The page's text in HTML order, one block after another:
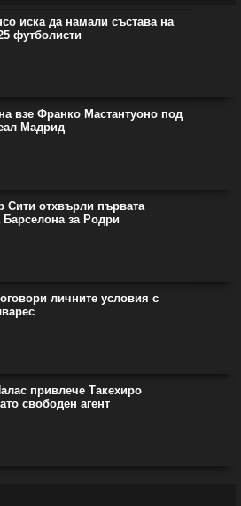
иска да намали състава на
футболисти
взе Франко Мастантуоно под
Мадрид
Сити отхвърли първата
за Родри
личните условия с
привлече Такехиро
свободен агент